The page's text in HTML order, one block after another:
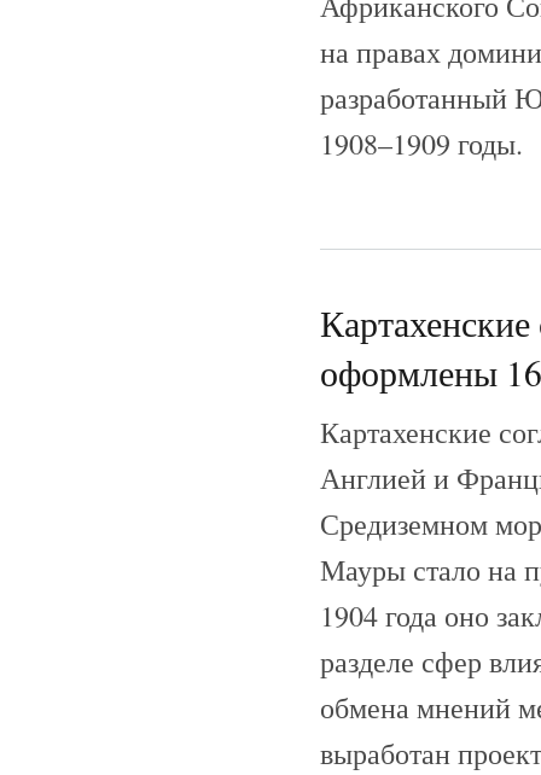
на правах
разработанный
1908–1909 годы.
оформлены
Картахенские
Англией и
Средиземном
Мауры стало на
1904 года оно
разделе сфер
обмена мнений
выработан